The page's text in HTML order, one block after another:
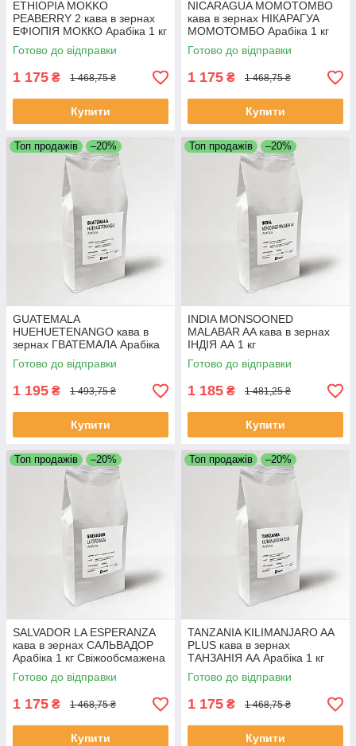
ETHIOPIA MOKKO
PEABERRY 2 кава в зернах
ЕФІОПІЯ МОККО Арабіка 1 кг
Свіжообсмажена кава
Готово до відправки
1 175 ₴ 1 468,75 ₴
Купити
NICARAGUA MOMOTOMBO
кава в зернах НІКАРАГУА
МОМОТОМБО Арабіка 1 кг
Свіжообсмажена кава
Готово до відправки
1 175 ₴ 1 468,75 ₴
Купити
Топ продажів –20%
GUATEMALA
HUEHUETENANGO кава в
зернах ГВАТЕМАЛА Арабіка
1 кг Свіжообсмажена кава
Готово до відправки
1 195 ₴ 1 493,75 ₴
Купити
Топ продажів –20%
INDIA MONSOONED
MALABAR AA кава в зернах
ІНДІЯ АА 1 кг
Свіжообсмажена кава
Готово до відправки
1 185 ₴ 1 481,25 ₴
Купити
Топ продажів –20%
SALVADOR LA ESPERANZA
кава в зернах САЛЬВАДОР
Арабіка 1 кг Свіжообсмажена
кава
Готово до відправки
1 175 ₴ 1 468,75 ₴
Купити
Топ продажів –20%
TANZANIA KILIMANJARO AA
PLUS кава в зернах
ТАНЗАНІЯ АА Арабіка 1 кг
Свіжообсмажена кавав
Готово до відправки
1 175 ₴ 1 468,75 ₴
Купити